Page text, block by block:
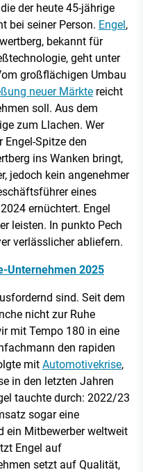
der heute 45-jährige
bei seiner Person. Engel,
bekannt für
geht unter
großflächigen Umbau
neuer Märkte reicht
soll. Aus dem
zum Llachen. Wer
Engel-Spitze den
ins Wanken bringt,
jedoch kein angenehmer
eines
ernüchtert. Engel
leisten. In punkto Pech
verlässlicher abliefern.
Unternehmen 2025
sind. Seit dem
nicht zur Ruhe
mit Tempo 180 in eine
den rapiden
mit Automotivekrise,
in den letzten Jahren
tauchte durch: 2022/23
sogar eine
ein Mitbewerber weltweit
Engel auf
setzt auf Qualität,